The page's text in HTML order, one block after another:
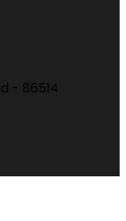
- 86514